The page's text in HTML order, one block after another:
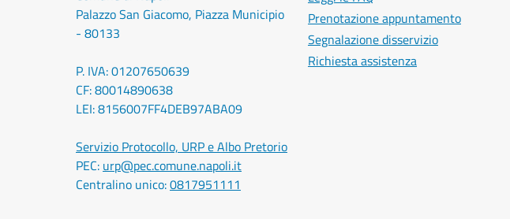
Palazzo San Giacomo, Piazza Municipio
- 80133
P. IVA: 01207650639
CF: 80014890638
LEI: 8156007FF4DEB97ABA09
Servizio Protocollo, URP e Albo Pretorio
PEC: urp@pec.comune.napoli.it
Centralino unico:0817951111
Prenotazione appuntamento
Segnalazione disservizio
Richiesta assistenza